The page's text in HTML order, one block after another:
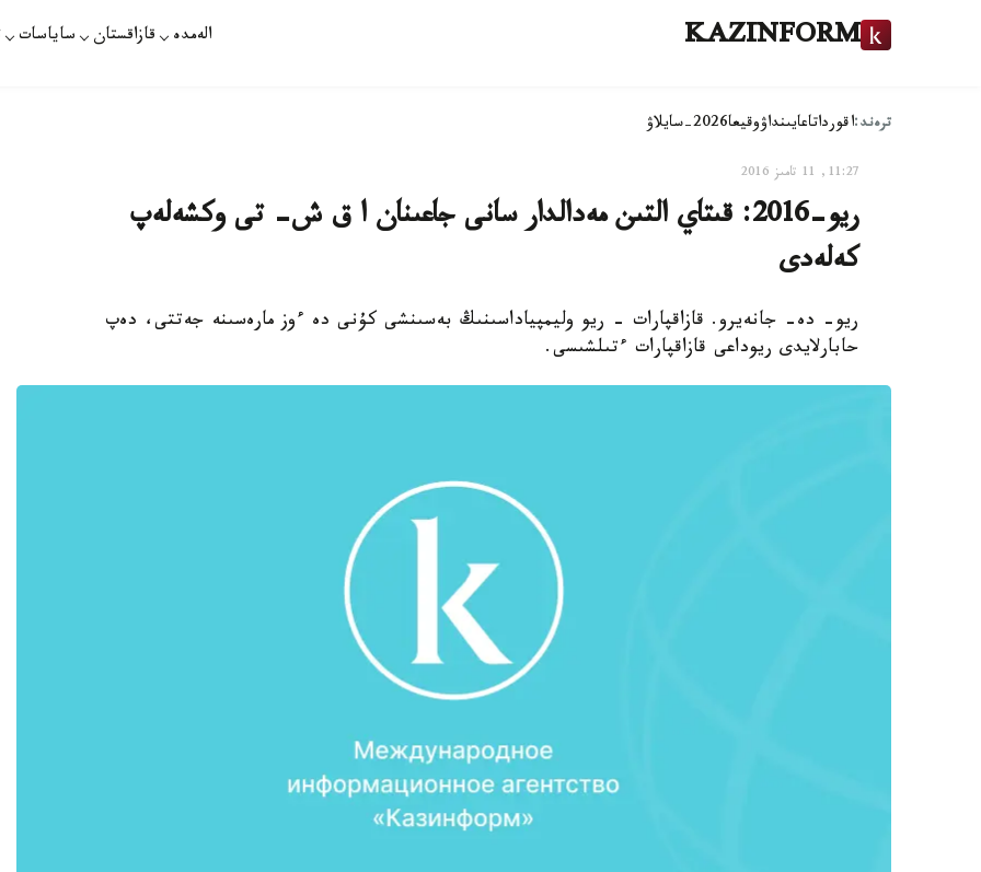
KAZINFORM الەمدە قازاقستان ساياسات
ترەند:اقورداتاعايىنداۋوقيعا2026-سايلاۋ
11:27, 11 تامىز 2016
ريو-2016: قىتاي التىن مەدالدار سانى جاعىنان ا ق ش- تى وكشەلەپ
كەلەدى
ريو- دە- جانەيرو. قازاقپارات - ريو وليمپياداسىنىڭ بەسىنشى كۇنى دە ءوز مارەسىنە جەتتى، دەپ
حابارلايدى ريوداعى قازاقپارات ءتىلشىسى.